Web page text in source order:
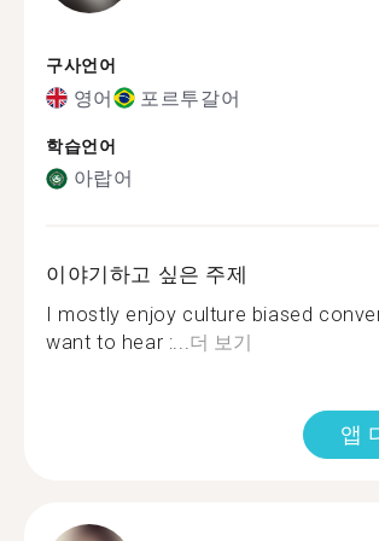
구사언어
영어 포르투갈어
학습언어
아랍어
이야기하고 싶은 주제
I mostly enjoy culture biased
want to hear :...더 보기
앱